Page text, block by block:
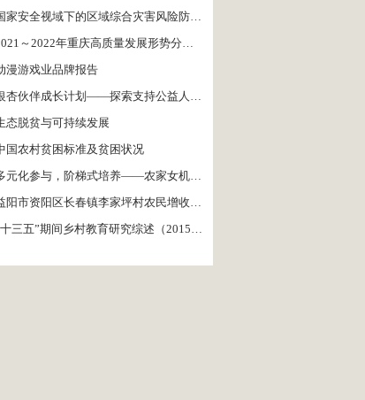
家安全视域下的区域综合灾害风险防范与风险融资战略思考
～2022年重庆高质量发展形势分析与预测
漫游戏业品牌报告
杏伙伴成长计划——探索支持公益人才的路径
态脱贫与可持续发展
国农村贫困标准及贫困状况
元化参与，阶梯式培养——农家女机构农村妇女参政项目介绍
阳市资阳区长春镇李家坪村农民增收调研报告
三五”期间乡村教育研究综述（2015～2020）